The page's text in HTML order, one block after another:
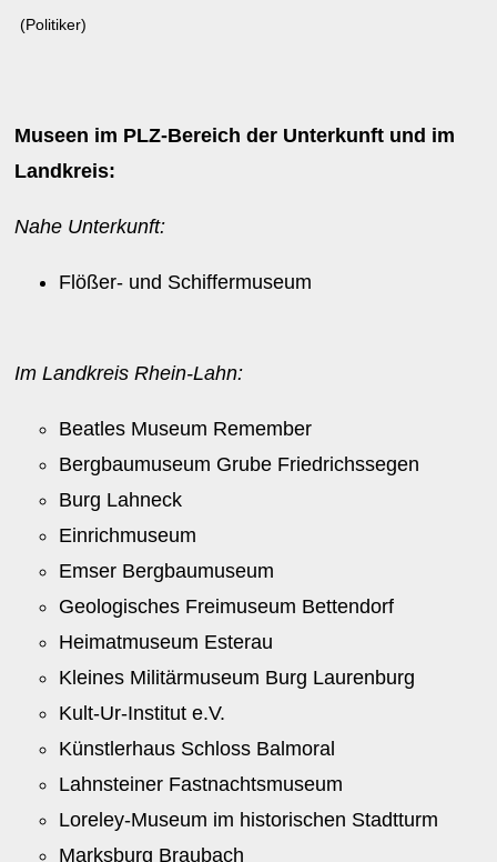
(Politiker)
Museen im PLZ-Bereich der Unterkunft und im
Landkreis:
Nahe Unterkunft:
Flößer- und Schiffermuseum
Im Landkreis Rhein-Lahn:
Beatles Museum Remember
Bergbaumuseum Grube Friedrichssegen
Burg Lahneck
Einrichmuseum
Emser Bergbaumuseum
Geologisches Freimuseum Bettendorf
Heimatmuseum Esterau
Kleines Militärmuseum Burg Laurenburg
Kult-Ur-Institut e.V.
Künstlerhaus Schloss Balmoral
Lahnsteiner Fastnachtsmuseum
Loreley-Museum im historischen Stadtturm
Marksburg Braubach